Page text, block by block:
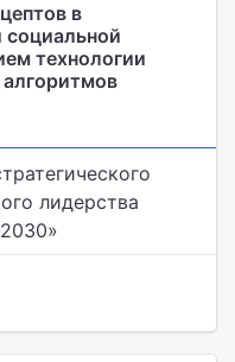
в
социальной
технологии
лидерства